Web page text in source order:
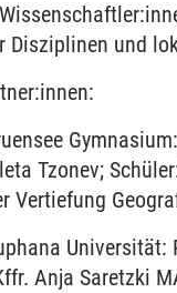
Disziplinen und
Tzonev;
Vertiefung
Universität:
Anja Saretzki